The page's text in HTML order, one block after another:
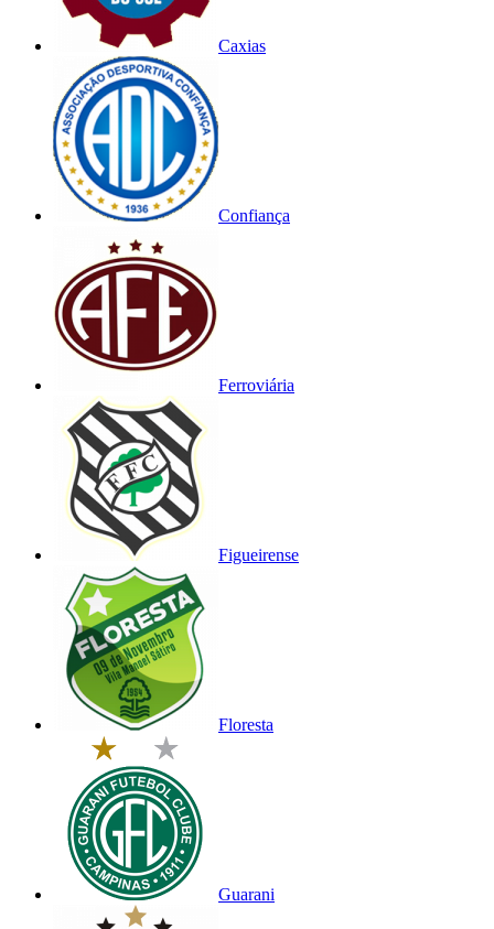
Caxias
Confiança
Ferroviária
Figueirense
Floresta
Guarani